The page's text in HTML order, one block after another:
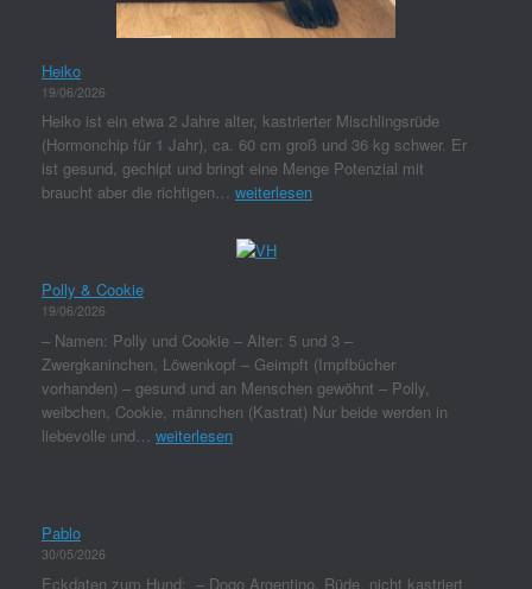
Heiko
19/06/2026
Heiko ist ein etwa 2 Jahre alter, kastrierter Mischlingsrüde
(Hormonchip für 1 Jahr), ca. 60 cm groß und 36 kg schwer. Er
ist gesund, gechipt und bringt eine Menge Potenzial mit
braucht aber die richtigen… weiterlesen
Polly & Cookie
19/06/2026
– Namen: Polly und Cookie – Alter: 5 und 3 –
Zwergkaninchen, Löwenkopf – Geimpft (Impfbücher
vorhanden) – gesund und an Menschen gewöhnt – Polly,
weibchen, Cookie, männchen (Kastrat) Nur beide werden in
liebevolle und… weiterlesen
Pablo
30/05/2026
Eckdaten zum Hund: – Dogo Argentino, Rüde, nicht kastriert